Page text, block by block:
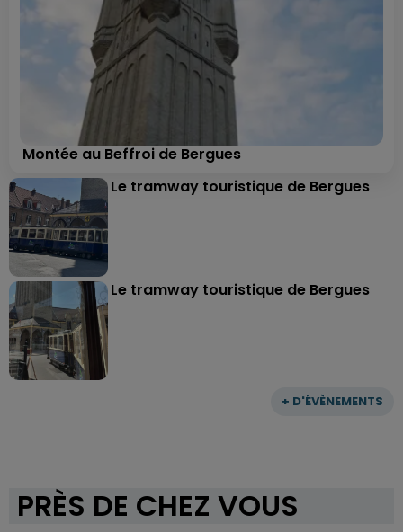
+ D'ÉVÈNEMENTS
Montée au Beffroi de Bergues
Le tramway touristique de Bergues
Le tramway touristique de Bergues
PRÈS DE CHEZ VOUS